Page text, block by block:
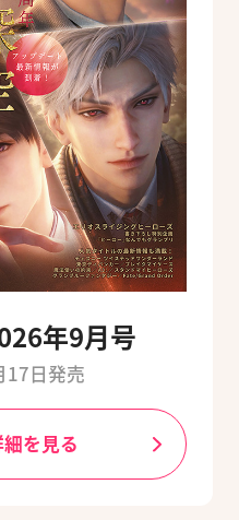
年9月号
17日発売
を見る